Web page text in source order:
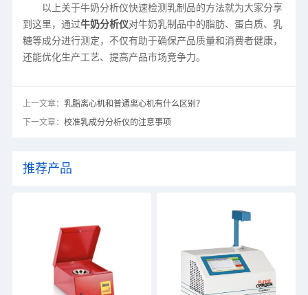
以上关于牛奶分析仪快速检测乳制品的方法就为大家分享
到这里，通过牛奶分析仪对牛奶乳制品中的脂肪、蛋白质、乳
糖等成分进行测定，不仅有助于确保产品质量和消费者健康，
还能优化生产工艺、提高产品市场竞争力。
上一文章： 乳脂离心机和普通离心机有什么区别？
下一文章： 校准乳成分分析仪的注意事项
推荐产品